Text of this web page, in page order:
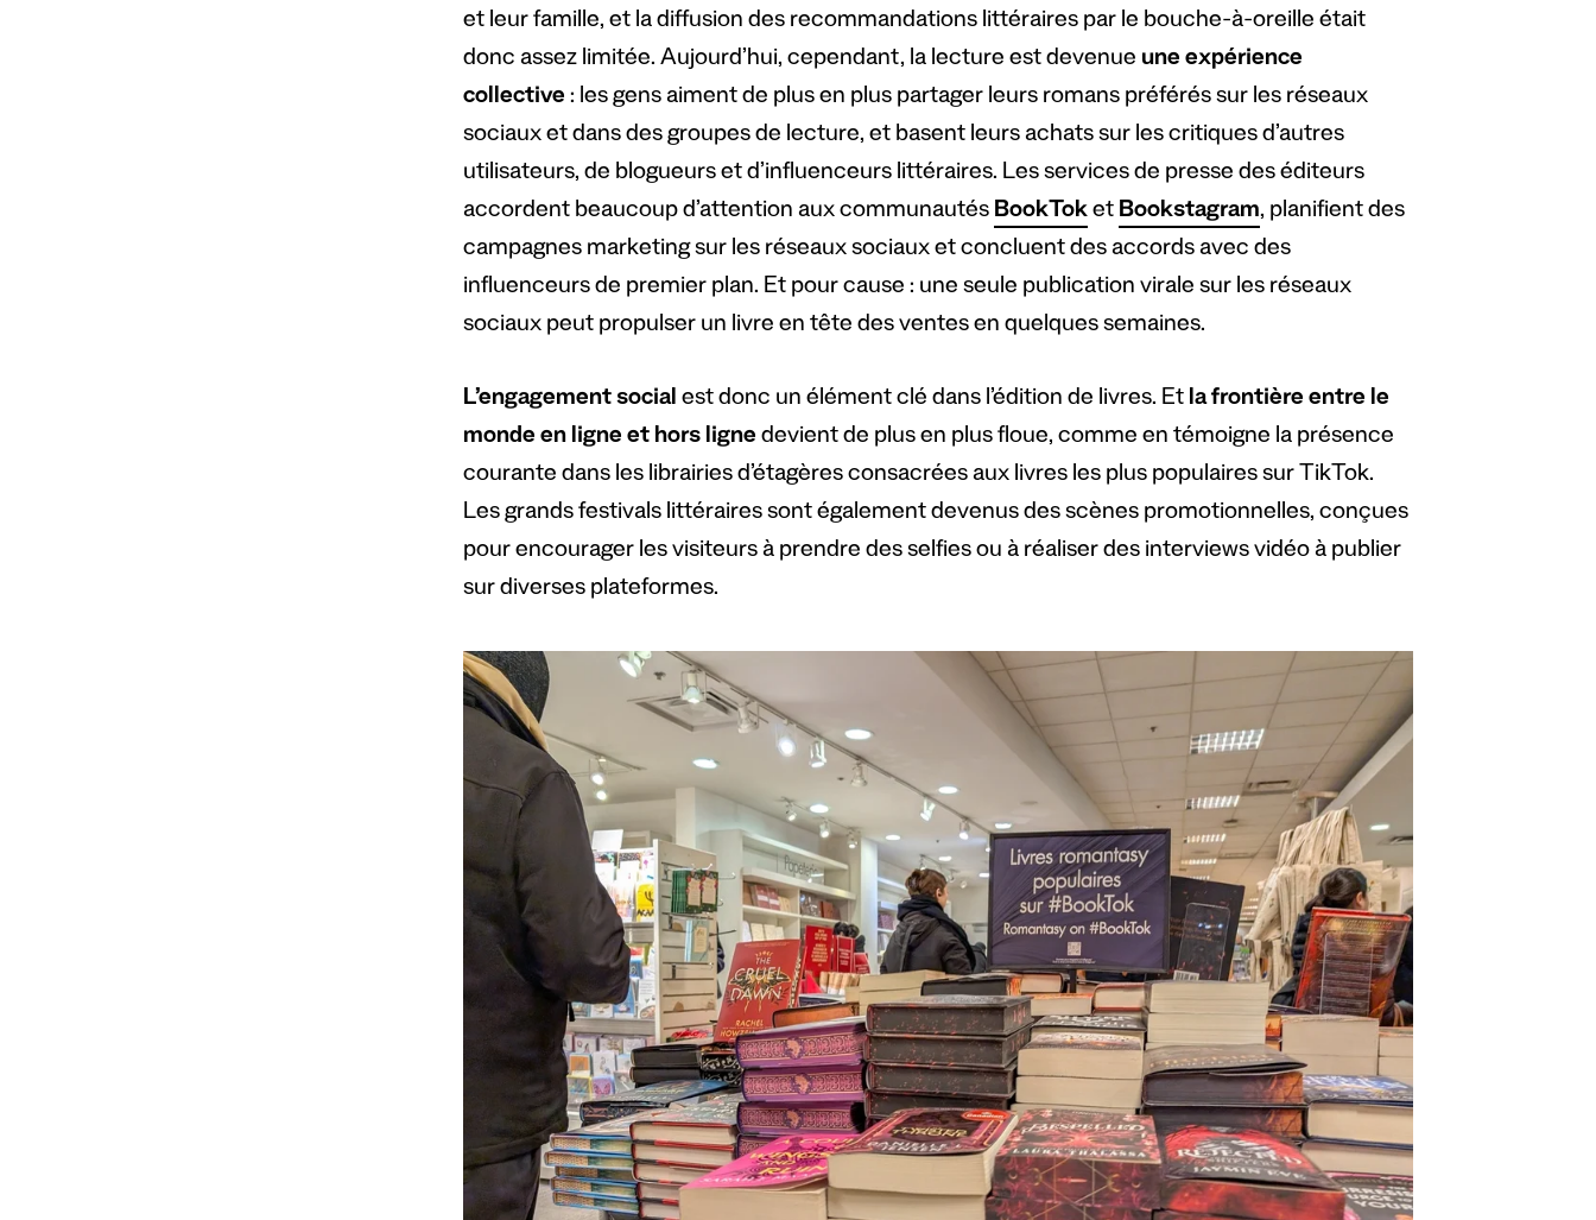
et leur famille, et la diffusion des recommandations littéraires par le bouche-à-oreille était
donc assez limitée. Aujourd’hui, cependant, la lecture est devenue une expérience
collective : les gens aiment de plus en plus partager leurs romans préférés sur les réseaux
sociaux et dans des groupes de lecture, et basent leurs achats sur les critiques d’autres
utilisateurs, de blogueurs et d’influenceurs littéraires. Les services de presse des éditeurs
accordent beaucoup d’attention aux communautés BookToket Bookstagram, planifient des
campagnes marketing sur les réseaux sociaux et concluent des accords avec des
influenceurs de premier plan. Et pour cause : une seule publication virale sur les réseaux
sociaux peut propulser un livre en tête des ventes en quelques semaines.
L’engagement social est donc un élément clé dans l’édition de livres. Et la frontière entre le
monde en ligne et hors ligne devient de plus en plus floue, comme en témoigne la présence
courante dans les librairies d’étagères consacrées aux livres les plus populaires sur TikTok.
Les grands festivals littéraires sont également devenus des scènes promotionnelles, conçues
pour encourager les visiteurs à prendre des selfies ou à réaliser des interviews vidéo à publier
sur diverses plateformes.